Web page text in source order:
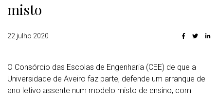
misto
22 julho 2020
O Consórcio das Escolas de Engenharia (CEE) de que a
Universidade de Aveiro faz parte, defende um arranque de
ano letivo assente num modelo misto de ensino, com